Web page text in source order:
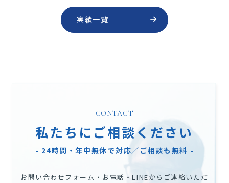
実績一覧
CONTACT
私たちにご相談ください
- 24時間・年中無休で対応／ご相談も無料 -
お問い合わせフォーム・お電話・LINEからご連絡いただ